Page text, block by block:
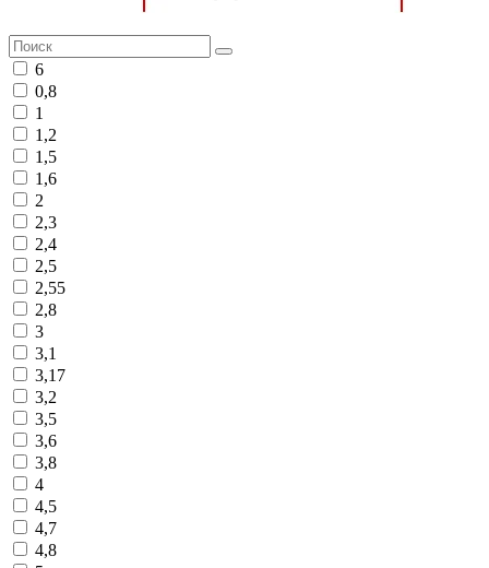
6
0,8
1
1,2
1,5
1,6
2
2,3
2,4
2,5
2,55
2,8
3
3,1
3,17
3,2
3,5
3,6
3,8
4
4,5
4,7
4,8